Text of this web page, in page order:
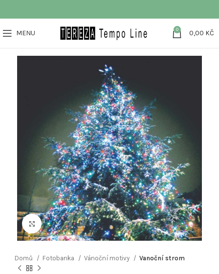
MENU 0 0,00 KČ
Klikněte pro zvětšení
Domů Fotobanka Vánoční motivy Vanoční strom